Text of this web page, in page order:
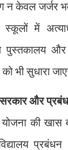
न केवल जर्जर
स्कूलों में
पुस्तकालय
भी सुधारा
और
की खास
प्रबंधन